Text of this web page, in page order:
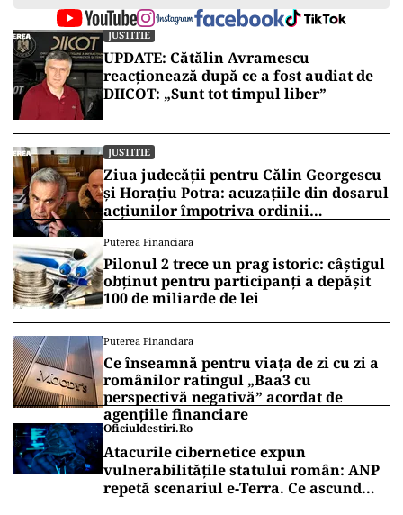
JUSTITIE
UPDATE: Cătălin Avramescu
reacționează după ce a fost audiat de
DIICOT: „Sunt tot timpul liber”
JUSTITIE
Ziua judecății pentru Călin Georgescu
și Horațiu Potra: acuzațiile din dosarul
acțiunilor împotriva ordinii
de la Înalta Curte
Puterea Financiara
Pilonul 2 trece un prag istoric: câștigul
obținut pentru participanți a depășit
100 de miliarde de lei
Puterea Financiara
Ce înseamnă pentru viața de zi cu zi a
românilor ratingul „Baa3 cu
perspectivă negativă” acordat de
agențiile financiare
Oficiuldestiri.ro
Atacurile cibernetice expun
vulnerabilitățile statului român: ANP
repetă scenariul e‑Terra. Ce ascund